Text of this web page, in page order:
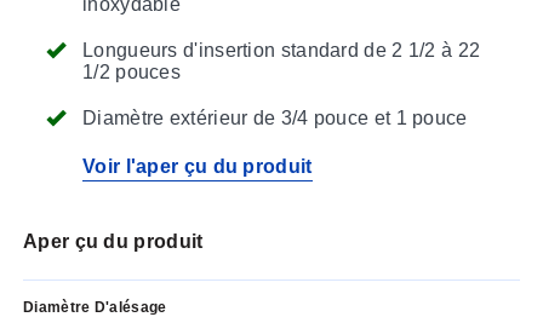
inoxydable
Longueurs d'insertion standard de 2 1/2 à 22
1/2 pouces
Diamètre extérieur de 3/4 pouce et 1 pouce
Voir l'aper çu du produit
Aper çu du produit
Diamètre D'alésage